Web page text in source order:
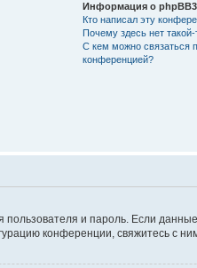
Информация о phpBB3
Кто написал эту
Почему здесь нет
С кем можно связаться
конференцией?
и пароль. Если
конференции, свяжитесь с